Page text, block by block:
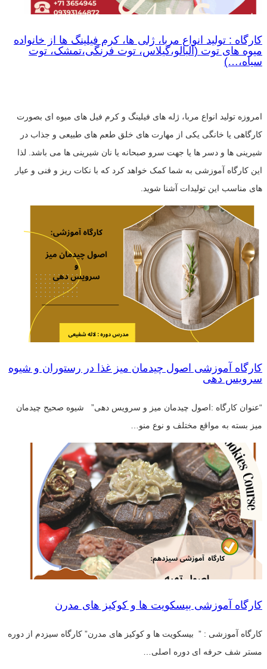
کارگاه : تولید انواع مربا، ژلی ها، کرم فیلینگ ها از خانواده
میوه های توت (آلبالو،گیلاس، توت فرنگی،تمشک، توت
سیاه،…)
امروزه تولید انواع مربا، ژله های فیلینگ و کرم فیل های میوه ای بصورت
کارگاهی یا خانگی یکی از مهارت های خلق طعم های طبیعی و جذاب در
شیرینی ها و دسر ها یا جهت سرو صبحانه یا نان شیرینی ها می باشد. لذا
این کارگاه آموزشی به شما کمک خواهد کرد که با نکات ریز و فنی و عیار
های مناسب این تولیدات آشنا شوید.
کارگاه آموزشی اصول چیدمان میز غذا در رستوران و شیوه
سرویس دهی
“عنوان کارگاه :اصول چیدمان میز و سرویس دهی” شیوه صحیح چیدمان
میز بسته به مواقع مختلف و نوع منو…
کارگاه آموزشی بیسکویت ها و کوکیز های مدرن
کارگاه آموزشی : ” بیسکویت ها و کوکیز های مدرن” کارگاه سیزدم از دوره
مستر شف حرفه ای دوره اصلی…